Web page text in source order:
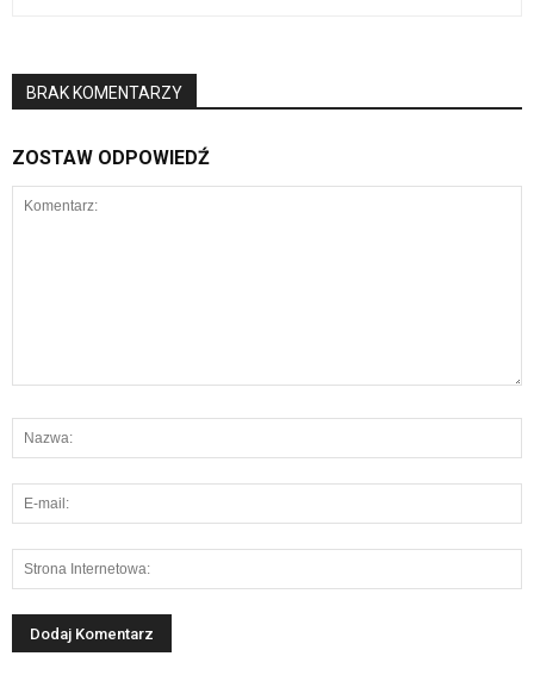
BRAK KOMENTARZY
ZOSTAW ODPOWIEDŹ